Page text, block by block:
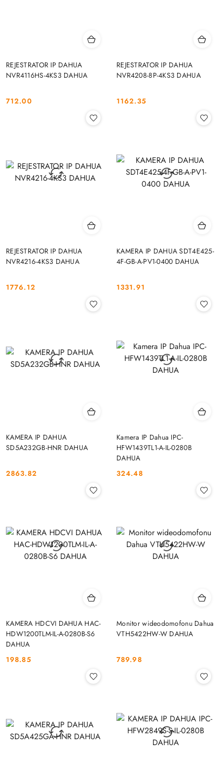
REJESTRATOR IP DAHUA
NVR4116HS-4KS3 DAHUA
Cena:
712.00
REJESTRATOR IP DAHUA
NVR4208-8P-4KS3 DAHUA
Cena:
1162.35
REJESTRATOR IP DAHUA
NVR4216-4KS3 DAHUA
Cena:
1776.12
KAMERA IP DAHUA SDT4E425-
4F-GB-A-PV1-0400 DAHUA
Cena:
1331.91
KAMERA IP DAHUA
SD5A232GB-HNR DAHUA
Cena:
2863.82
Kamera IP Dahua IPC-
HFW1439TL1-A-IL-0280B
DAHUA
Cena:
324.48
KAMERA HDCVI DAHUA HAC-
HDW1200TLM-IL-A-0280B-S6
DAHUA
Cena:
198.85
Monitor wideodomofonu Dahua
VTH5422HW-W DAHUA
Cena:
789.98